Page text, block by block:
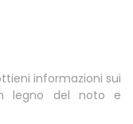
informazioni sui
legno del noto e